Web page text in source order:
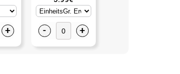
+ - +